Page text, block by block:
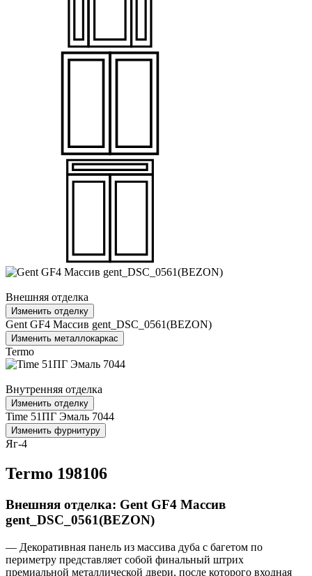
Внешняя отделка
Изменить отделку
Gent GF4 Массив gent_DSC_0561(BEZON)
Изменить металлокаркас
Termo
Внутренняя отделка
Изменить отделку
Time 51ПГ Эмаль 7044
Изменить фурнитуру
Яг-4
Termo 198106
Внешняя отделка: Gent GF4 Массив
gent_DSC_0561(BEZON)
— Декоративная панель из массива дуба с багетом по
периметру представляет собой финальный штрих
премиальной металлической двери, после которого входная